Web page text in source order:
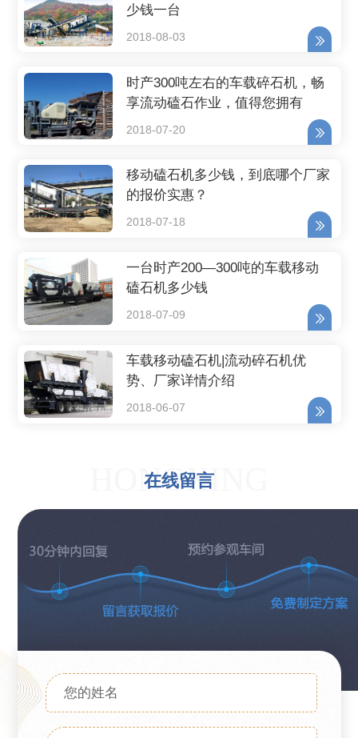
少钱一台
2018-08-03
时产300吨左右的车载碎石机，畅
享流动磕石作业，值得您拥有
2018-07-20
移动磕石机多少钱，到底哪个厂家
的报价实惠？
2018-07-18
一台时产200—300吨的车载移动
磕石机多少钱
2018-07-09
车载移动磕石机|流动碎石机优
势、厂家详情介绍
2018-06-07
在线留言
HONGXING